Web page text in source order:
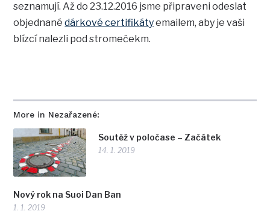
More in Nezařazené:
Soutěž v poločase – Začátek
14. 1. 2019
Nový rok na Suoi Dan Ban
1. 1. 2019
seznamují. Až do 23.12.2016 jsme připraveni odeslat
objednanédárkové certifikátyemailem, aby je vaši
blízcí nalezli pod stromečekm.